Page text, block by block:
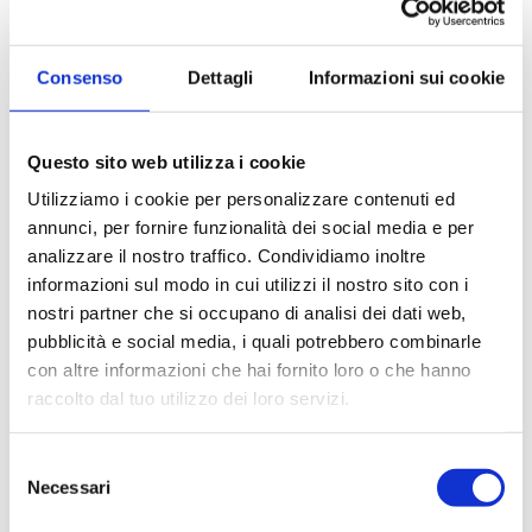
Consenso Dettagli Informazioni sui cookie
Questo sito web utilizza i cookie
Utilizziamo i cookie per personalizzare contenuti ed
annunci, per fornire funzionalità dei social media e per
analizzare il nostro traffico. Condividiamo inoltre
informazioni sul modo in cui utilizzi il nostro sito con i
nostri partner che si occupano di analisi dei dati web,
pubblicità e social media, i quali potrebbero combinarle
con altre informazioni che hai fornito loro o che hanno
raccolto dal tuo utilizzo dei loro servizi.
delNecessari
Biologico e diagnostico Chimico
Applicazioni
Analisi delle acque Manipolazione liquidi
Reazione Sintesi chimica
Trasferimento liquidi